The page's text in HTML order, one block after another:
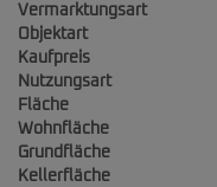
Vermarktungsart
Objektart
Kaufpreis
Nutzungsart
Fläche
Wohnfläche
Grundfläche
Kellerfläche